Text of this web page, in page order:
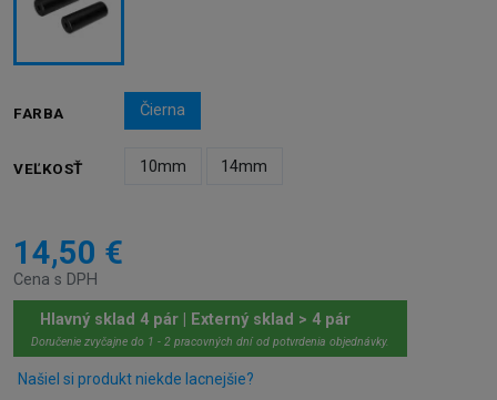
FARBA Čierna
VEĽKOSŤ 10mm 14mm
14,50 €
Cena s DPH
Hlavný sklad 4 pár | Externý sklad > 4 pár
Doručenie zvyčajne do 1 - 2 pracovných dní od potvrdenia objednávky.
Našiel si produkt niekde lacnejšie?